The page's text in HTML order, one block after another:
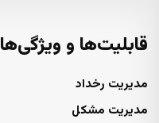
قابلیت‌ها و ویژگی‌ها
مدیریت رخداد
مدیریت مشکل